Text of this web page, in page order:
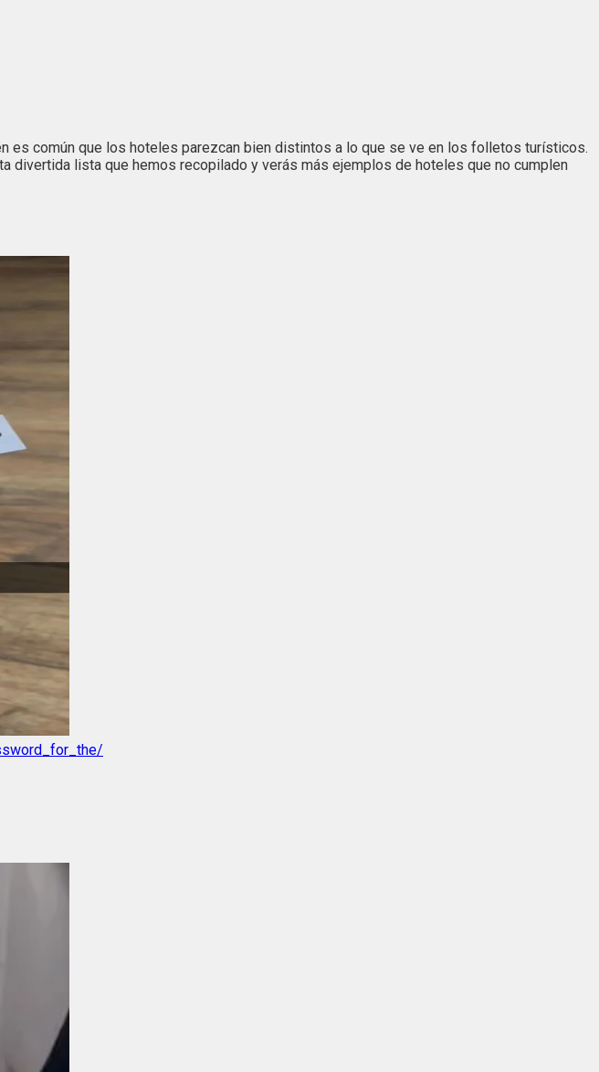
es común que los hoteles parezcan bien distintos a lo que se ve en los folletos turísticos.
divertida lista que hemos recopilado y verás más ejemplos de hoteles que no cumplen